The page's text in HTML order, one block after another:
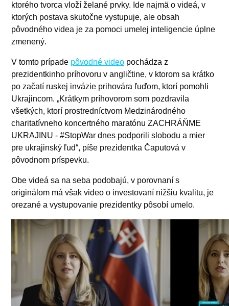
ktorého tvorca vloží želané prvky. Ide najmä o videá, v
ktorých postava skutočne vystupuje, ale obsah
pôvodného videa je za pomoci umelej inteligencie úplne
zmenený.
V tomto prípade pôvodné video pochádza z
prezidentkinho príhovoru v angličtine, v ktorom sa krátko
po začatí ruskej invázie prihovára ľuďom, ktorí pomohli
Ukrajincom. „Krátkym príhovorom som pozdravila
všetkých, ktorí prostredníctvom Medzinárodného
charitatívneho koncertného maratónu ZACHRÁŇME
UKRAJINU - #StopWar dnes podporili slobodu a mier
pre ukrajinský ľud“, píše prezidentka Čaputová v
pôvodnom príspevku.
Obe videá sa na seba podobajú, v porovnaní s
originálom má však video o investovaní nižšiu kvalitu, je
orezané a vystupovanie prezidentky pôsobí umelo.